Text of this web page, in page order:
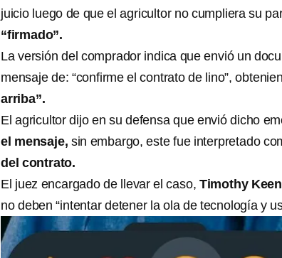
juicio luego de que el agricultor no cumpliera su
“firmado”.
La versión del comprador indica que envió un
mensaje de: “confirme el contrato de lino”,
arriba”.
El agricultor dijo en su defensa que envió dicho
el mensaje, sin embargo, este fue interpretado
del contrato.
El juez encargado de llevar el caso, Timothy
no deben “intentar detener la ola de tecnología y